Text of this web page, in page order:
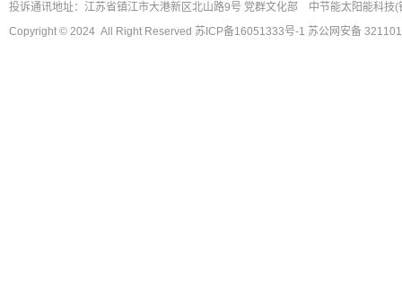
投诉通讯地址：江苏省镇江市大港新区北山路9号 党群文化部
中节能太阳能科技
Copyright © 2024 All Right Reserved 苏ICP备16051333号-1 苏公网安备